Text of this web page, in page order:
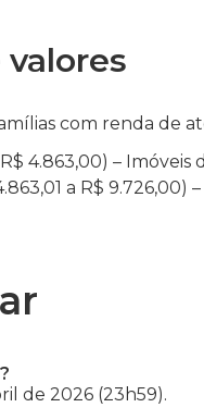
valores
com renda de
4.863,00) – Imóveis
a R$ 9.726,00)
de 2026 (23h59).